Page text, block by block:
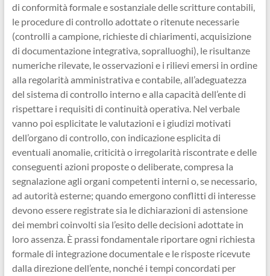
di conformità formale e sostanziale delle scritture contabili,
le procedure di controllo adottate o ritenute necessarie
(controlli a campione, richieste di chiarimenti, acquisizione
di documentazione integrativa, sopralluoghi), le risultanze
numeriche rilevate, le osservazioni e i rilievi emersi in ordine
alla regolarità amministrativa e contabile, all’adeguatezza
del sistema di controllo interno e alla capacità dell’ente di
rispettare i requisiti di continuità operativa. Nel verbale
vanno poi esplicitate le valutazioni e i giudizi motivati
dell’organo di controllo, con indicazione esplicita di
eventuali anomalie, criticità o irregolarità riscontrate e delle
conseguenti azioni proposte o deliberate, compresa la
segnalazione agli organi competenti interni o, se necessario,
ad autorità esterne; quando emergono conflitti di interesse
devono essere registrate sia le dichiarazioni di astensione
dei membri coinvolti sia l’esito delle decisioni adottate in
loro assenza. È prassi fondamentale riportare ogni richiesta
formale di integrazione documentale e le risposte ricevute
dalla direzione dell’ente, nonché i tempi concordati per